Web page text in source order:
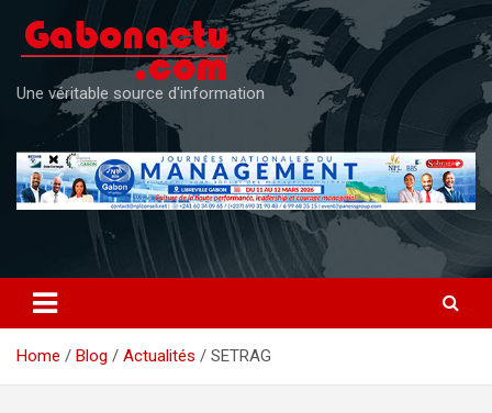
content
Une véritable source d'information
Home Blog Actualités SETRAG